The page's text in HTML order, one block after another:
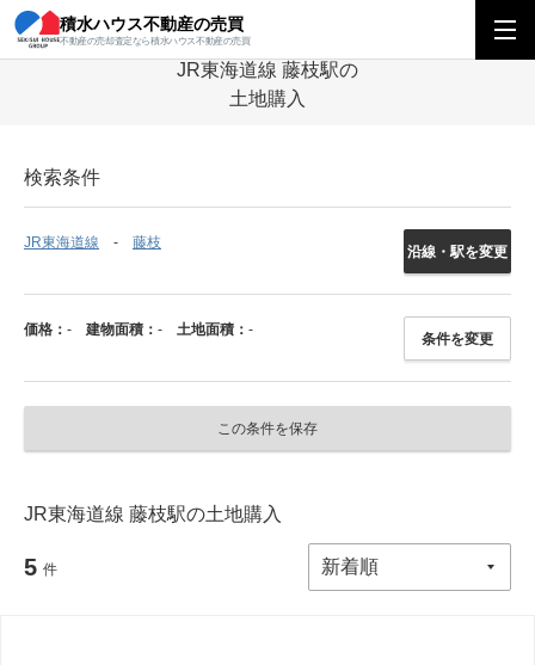
積水ハウス不動産の売買
不動産の売却査定なら積水ハウス不動産の売買
積水ハウス不動産の売買 中部エリア 藤
JR東海道線 藤枝駅の
土地購入
検索条件
JR東海道線 藤枝
沿線・駅を変更
価格： - 建物面積： - 土地面積： -
条件を変更
この条件を保存
JR東海道線 藤枝駅の土地購入
5 件